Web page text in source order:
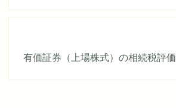
有価証券（上場株式）の相続税評価